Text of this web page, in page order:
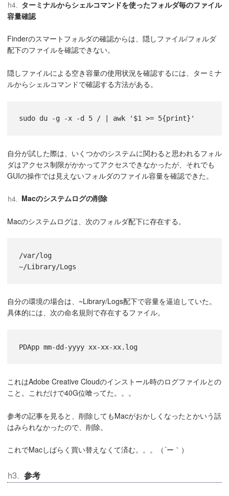
ターミナルからシェルコマンドを使ったフォルダ毎のファイル
容量確認
Finderのスマートフォルダの確認からは、隠しファイル/フォルダ
配下のファイルを確認できない。
隠しファイルによる空き容量の使用状況を確認するには、ターミナ
ルからシェルコマンドで確認する方法がある。
自分が試した際は、いくつかのシステムに関わると思われるフォル
ダはアクセス制限がかかってアクセスできなかったが、それでも
GUIの操作では見えないフォルダのファイル容量を確認できた。
Macのシステムログの削除
Macのシステムログは、次のフォルダ配下に存在する。
/var/log
~/Library/Logs
自分の環境の場合は、~Library/Logs配下で容量を逼迫していた。
具体的には、次の命名規則で存在するファイル。
PDApp mm-dd-yyyy xx-xx-xx.log
これはAdobe Creative Cloudのインストール時のログファイルとの
こと。これだけで40G位喰ってた。。。
参考の記事を見ると、削除してもMacがおかしくなったとかいう話
はみられなかったので、削除。
これでMacしばらく買い替えなくて済む。。。（´ー｀）
参考